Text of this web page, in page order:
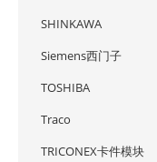
SHINKAWA
Siemens西门子
TOSHIBA
Traco
TRICONEX卡件模块